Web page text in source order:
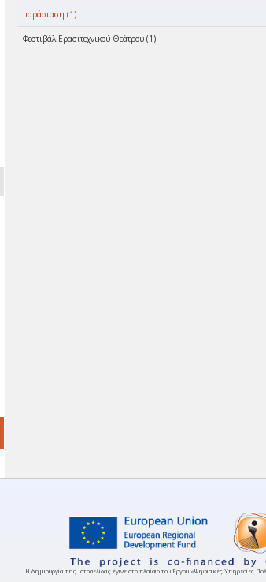
παράσταση (1)
Φεστιβάλ Ερασιτεχνικού Θεάτρου (1)
Η δημιουργία της Ιστοσελίδας έγινε στο πλαίσιο του Έργου «Ψηφιακές